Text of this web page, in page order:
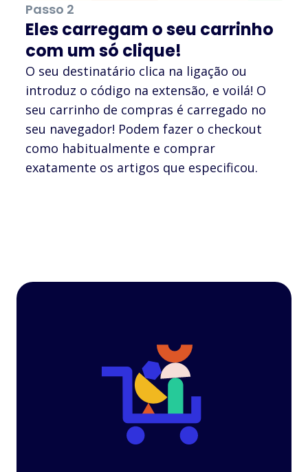
Passo 2
Eles carregam o seu carrinho
com um só clique!
O seu destinatário clica na ligação ou
introduz o código na extensão, e voilá! O
seu carrinho de compras é carregado no
seu navegador! Podem fazer o checkout
como habitualmente e comprar
exatamente os artigos que especificou.